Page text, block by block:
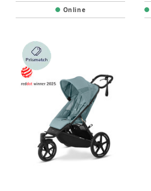
Online